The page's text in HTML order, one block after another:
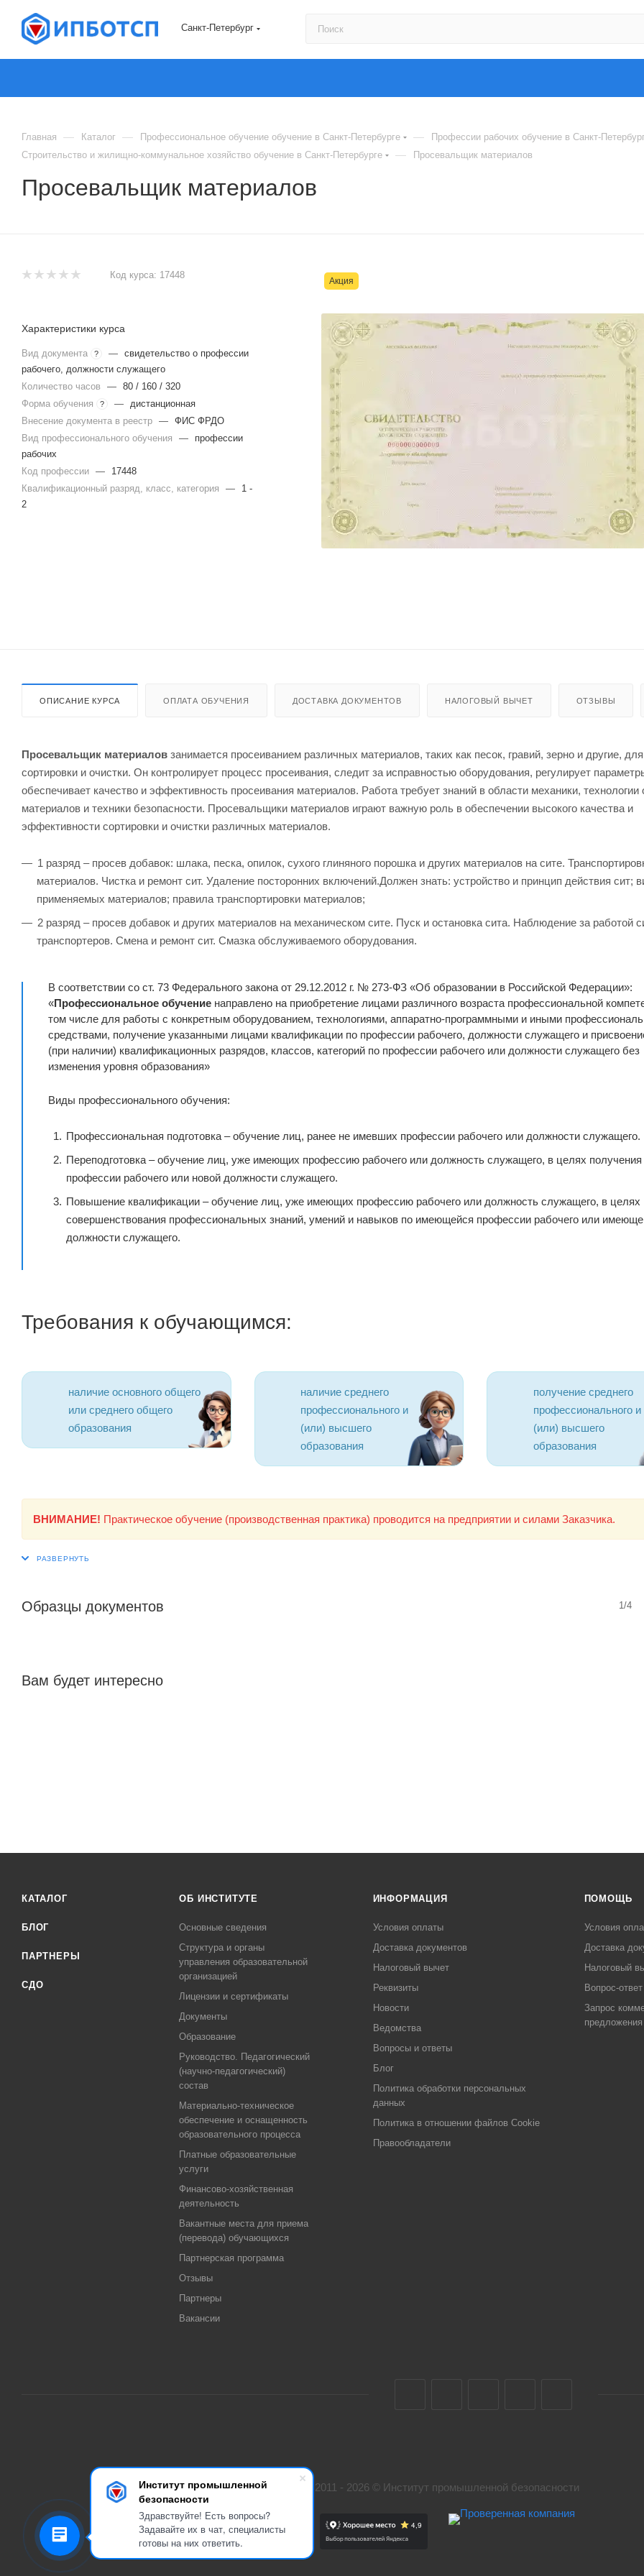
Институт промышленной
безопасности
Здравствуйте! Есть вопросы?
Задавайте их в чат, специалисты
готовы на них ответить.
Санкт-Петербург
Главная — Каталог — Профессиональное обучение обучение в Санкт-Петербурге —
Профессии рабочих обучение в Санкт-
Строительство и жилищно-коммунальное хозяйство обучение в Санкт-Петербурге
— Просевальщик материалов
Просевальщик материалов
Акция
Код курса: 17448
Характеристики курса
Вид документа ? — свидетельство о профессии
рабочего, должности служащего
Количество часов
— 80 / 160 / 320
Форма обучения
? —
дистанционная
Внесение документа в реестр — ФИС ФРДО
Вид профессионального обучения
—
профессии
рабочих
Код профессии —
17448
Квалификационный разряд, класс, категория
—
1 -
2
ОПИСАНИЕ КУРСА ОПЛАТА ОБУЧЕНИЯ ДОСТАВКА ДОКУМЕНТОВ НАЛОГОВЫЙ ВЫЧЕТ ОТЗЫВЫ
Просевальщик материалов занимается просеиванием различных материалов, таких как песок, гравий, зерно и другие,
сортировки и очистки. Он контролирует процесс просеивания, следит за исправностью оборудования, регулирует
обеспечивает качество и эффективность просеивания материалов. Работа требует знаний в области механики, технологии
материалов и техники безопасности. Просевальщики материалов играют важную роль в обеспечении высокого качества и
эффективности сортировки и очистки различных материалов.
1 разряд – просев добавок: шлака, песка, опилок, сухого глиняного порошка и других материалов на сите.
материалов. Чистка и ремонт сит. Удаление посторонних включений.Должен знать: устройство и принцип действия сит;
применяемых материалов; правила транспортировки материалов;
2 разряд – просев добавок и других материалов на механическом сите. Пуск и остановка сита. Наблюдение за работой
транспортеров. Смена и ремонт сит. Смазка обслуживаемого оборудования.
В соответствии со ст. 73 Федерального закона от 29.12.2012 г. № 273-ФЗ «Об образовании в Российской Федерации»:
«Профессиональное обучение направлено на приобретение лицами различного возраста профессиональной
том числе для работы с конкретным оборудованием, технологиями, аппаратно-программными и иными
средствами, получение указанными лицами квалификации по профессии рабочего, должности служащего и
(при наличии) квалификационных разрядов, классов, категорий по профессии рабочего или должности служащего без
изменения уровня образования»
Виды профессионального обучения:
Профессиональная подготовка – обучение лиц, ранее не имевших профессии рабочего или должности служащего.
Переподготовка – обучение лиц, уже имеющих профессию рабочего или должность служащего, в целях получения
профессии рабочего или новой должности служащего.
Повышение квалификации – обучение лиц, уже имеющих профессию рабочего или должность служащего, в целях
совершенствования профессиональных знаний, умений и навыков по имеющейся профессии рабочего или
должности служащего.
Требования к обучающимся:
наличие основного общего
или среднего общего
образования
наличие среднего
профессионального и
(или) высшего
образования
получение среднего
профессионального и
(или) высшего
образования
ВНИМАНИЕ! Практическое обучение (производственная практика) проводится на предприятии и силами Заказчика.
Образцы документов 1/4
Вам будет интересно
КАТАЛОГ
БЛОГ
ПАРТНЕРЫ
СДО
ОБ ИНСТИТУТЕ
Основные сведения
Структура и органы
управления образовательной
организацией
Лицензии и сертификаты
Документы
Образование
Руководство. Педагогический
(научно-педагогический)
состав
Материально-техническое
обеспечение и оснащенность
образовательного процесса
Платные образовательные
услуги
Финансово-хозяйственная
деятельность
Вакантные места для приема
(перевода) обучающихся
Партнерская программа
Отзывы
Партнеры
Вакансии
ИНФОРМАЦИЯ
Условия оплаты
Доставка документов
Налоговый вычет
Реквизиты
Новости
Ведомства
Вопросы и ответы
Блог
Политика обработки персональных
данных
Политика в отношении файлов Cookie
Правообладатели
ПОМОЩЬ
Условия
Доставка
Налоговый
Вопрос-ответ
Запрос
предложения
2011 - 2026 © Институт промышленной безопасности